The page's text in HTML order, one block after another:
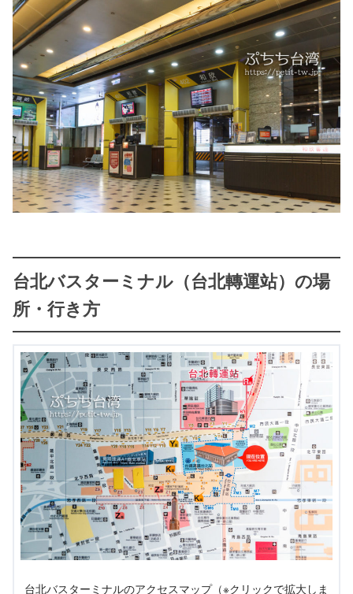
台北バスターミナル（台北轉運站）の場
所・行き方
台北バスターミナルのアクセスマップ（※クリックで拡大しま